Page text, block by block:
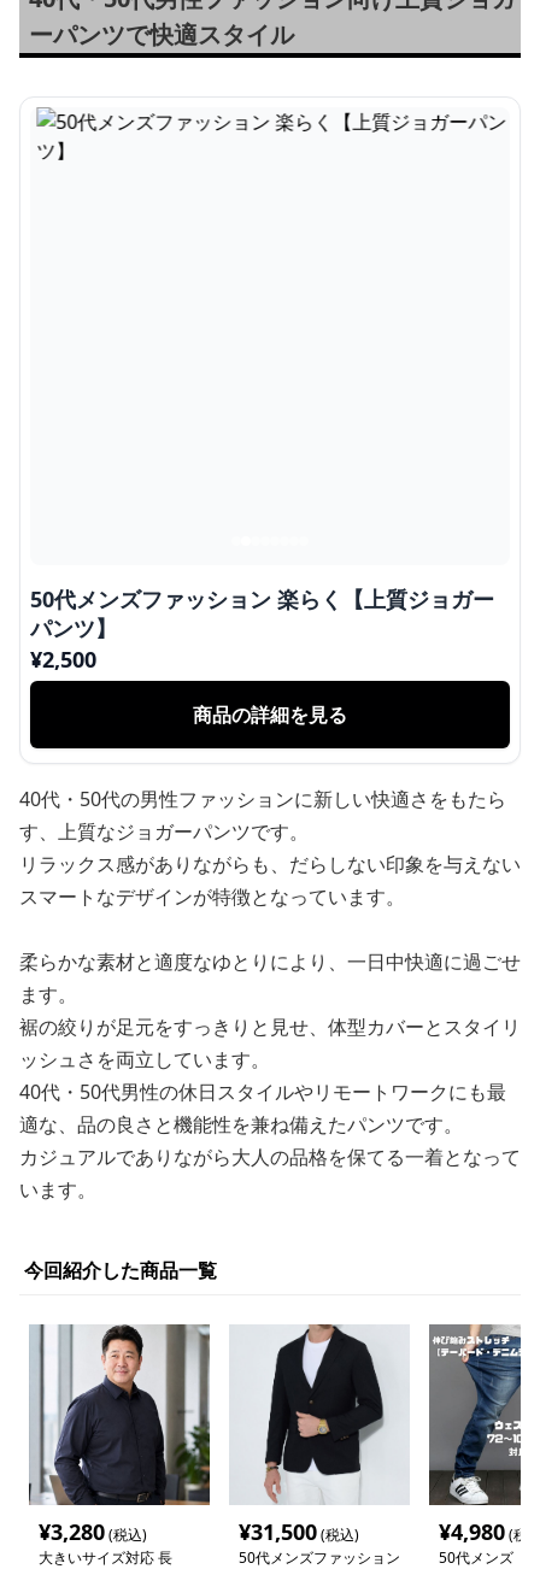
ーパンツで快適スタイル
50代メンズファッション 楽らく【上質ジョガー
パンツ】
¥2,500
商品の詳細を見る
40代・50代の男性ファッションに新しい快適さをもたら
す、上質なジョガーパンツです。
リラックス感がありながらも、だらしない印象を与えない
スマートなデザインが特徴となっています。
柔らかな素材と適度なゆとりにより、一日中快適に過ごせ
ます。
裾の絞りが足元をすっきりと見せ、体型カバーとスタイリ
ッシュさを両立しています。
40代・50代男性の休日スタイルやリモートワークにも最
適な、品の良さと機能性を兼ね備えたパンツです。
カジュアルでありながら大人の品格を保てる一着となって
います。
今回紹介した商品一覧
¥3,280(税込)
大きいサイズ対応 長
¥31,500(税込)
50代メンズファッション
¥4,980(税
50代メンズ